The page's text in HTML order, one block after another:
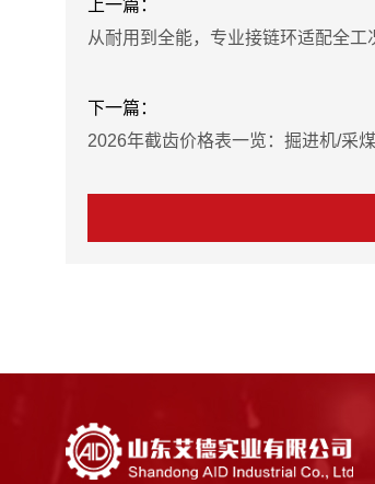
上一篇：
从耐用到全能，专业接链环适配全工
下一篇：
2026年截齿价格表一览：掘进机/采